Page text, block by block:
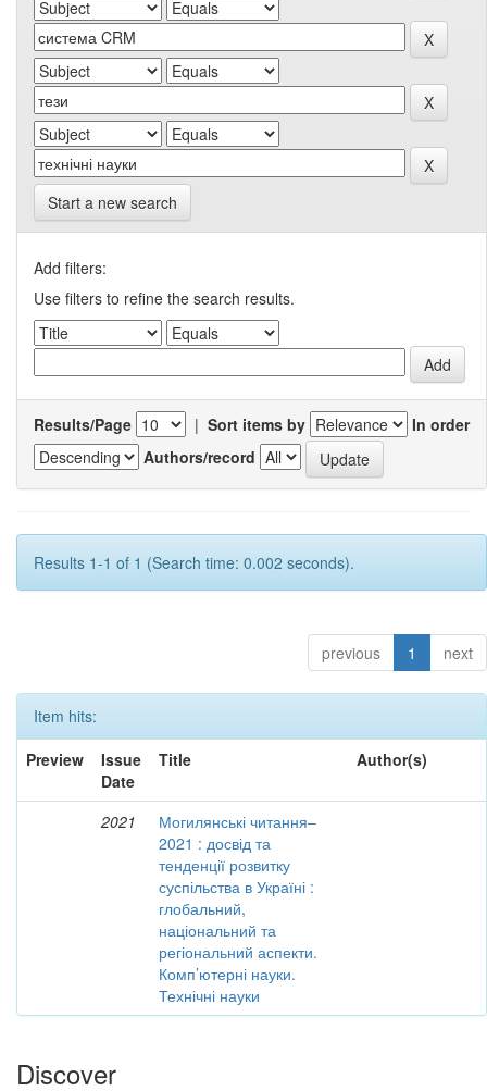
Start a new search
Add filters:
Use filters to refine the search results.
Results/Page | Sort items by
In order
Authors/record
Results 1-1 of 1 (Search time: 0.002 seconds).
previous 1 next
Item hits:
Preview
Issue
Date
Title Author(s)
2021
Могилянські читання–
2021 : досвід та
тенденції розвитку
суспільства в Україні :
глобальний,
національний та
регіональний аспекти.
Комп’ютерні науки.
Технічні науки
Discover